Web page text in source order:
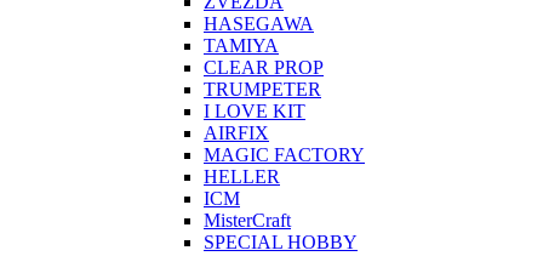
HASEGAWA
TAMIYA
CLEAR PROP
TRUMPETER
I LOVE KIT
AIRFIX
MAGIC FACTORY
HELLER
ICM
MisterCraft
SPECIAL HOBBY